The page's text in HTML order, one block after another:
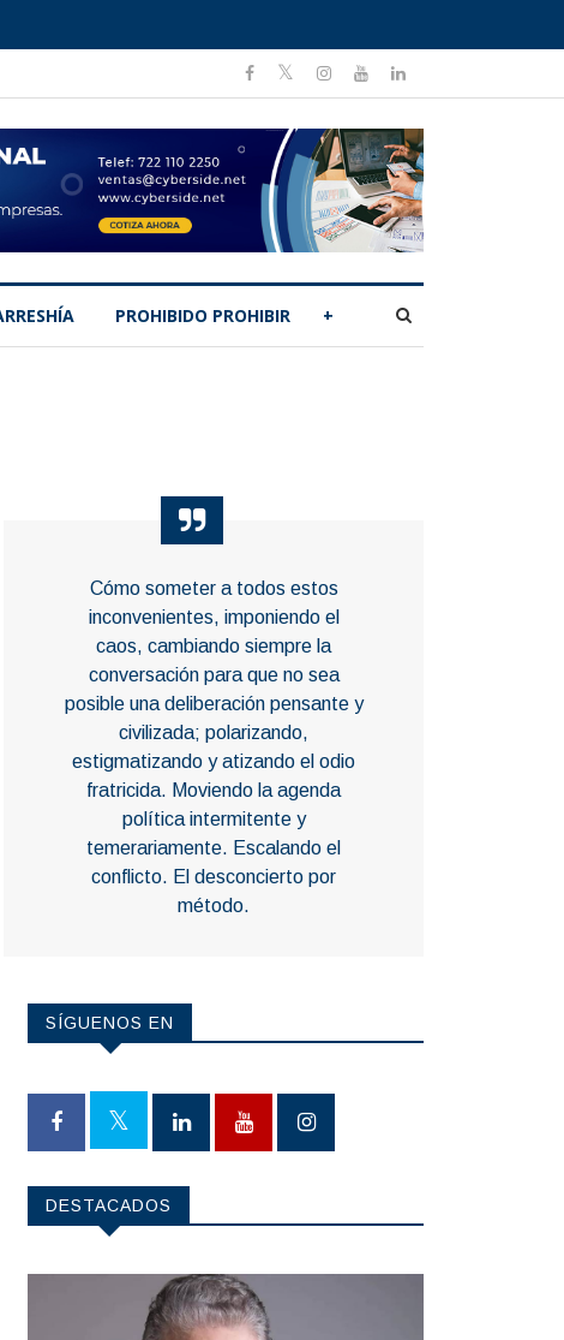
PROHIBIDO PROHIBIR +
Cómo someter a todos estos
inconvenientes, imponiendo el
caos, cambiando siempre la
conversación para que no sea
posible una deliberación pensante y
civilizada; polarizando,
estigmatizando y atizando el odio
fratricida. Moviendo la agenda
política intermitente y
temerariamente. Escalando el
conflicto. El desconcierto por
método.
SÍGUENOS EN
DESTACADOS